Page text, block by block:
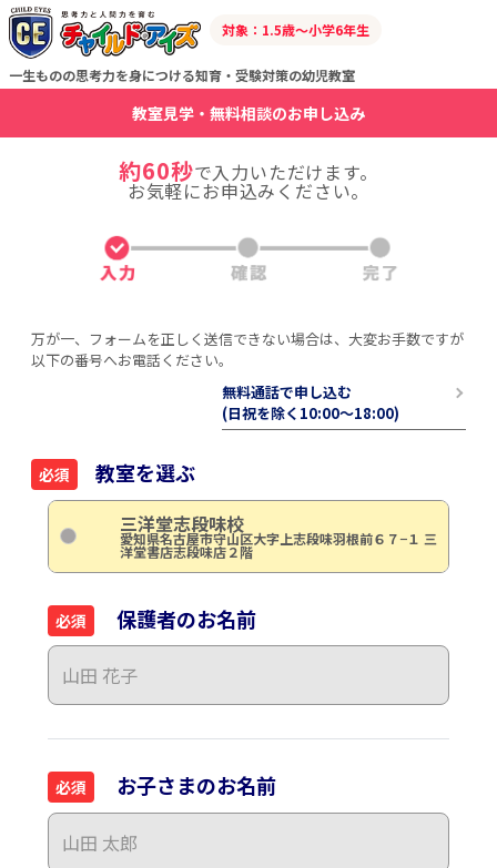
一生ものの思考力を身につける知育・受験対策の幼児教室
対象：1.5歳～小学6年生
教室見学・無料相談のお申し込み
約60秒で入力いただけます。
お気軽にお申込みください。
万が一、フォームを正しく送信できない場合は、大変お手数ですが
以下の番号へお電話ください。
無料通話で申し込む
(日祝を除く10:00〜18:00)
必須 教室を選ぶ
三洋堂志段味校
愛知県名古屋市守山区大字上志段味羽根前６７−１ 三
洋堂書店志段味店２階
必須 保護者のお名前
必須 お子さまのお名前